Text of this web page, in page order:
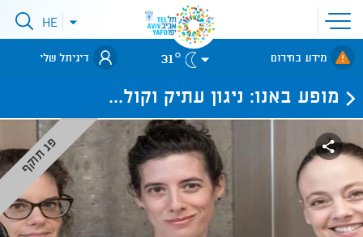
פתיחת
תפריט
אתר
לאתר עיריית
תל-אביב
פתיחתHE
מידע בחירום 31° דיגיתל שלי
מופע באנו: ניגון עתיק וקול...
פג תוקף